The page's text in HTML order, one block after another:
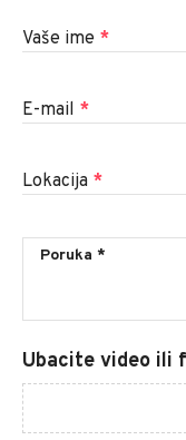
Vaše ime *
E-mail *
Lokacija *
Ubacite video ili